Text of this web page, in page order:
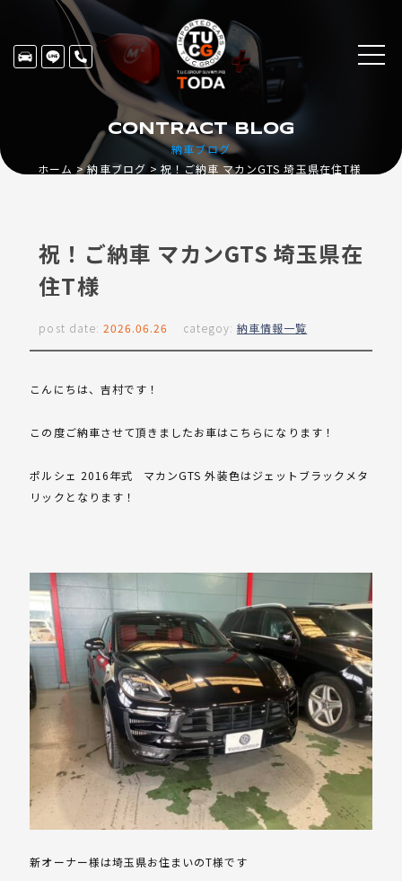
納車ブログ
CONTRACT BLOG
ホーム 納車ブログ 祝！ご納車 マカンGTS 埼玉県在住T様
祝！ご納車 マカンGTS 埼玉県在
住T様
post date: 2026.06.26 categoy: 納車情報一覧
こんにちは、吉村です！
この度ご納車させて頂きましたお車はこちらになります！
ポルシェ 2016年式 マカンGTS 外装色はジェットブラックメタ
リックとなります！
新オーナー様は埼玉県お住まいのT様です